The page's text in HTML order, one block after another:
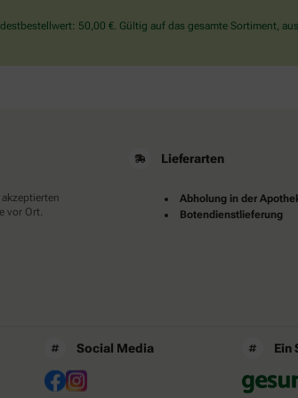
50,00 €. Gültig auf das gesamte Sortiment,
vor Ort.
Lieferarten
Abholung in der
Botendienstlieferung
Social Media Ein